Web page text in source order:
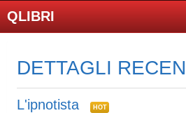
QLIBRI
DETTAGLI
L'ipnotista HOT